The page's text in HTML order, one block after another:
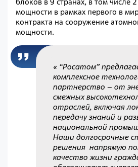
мощности в рамках первого в
контракта на сооружение
мощности.
« “Росатом”
комплексное
партнерство – от
смежных
отраслей, включая
передачу знаний и
национальной
Наши долгосрочные
решения напрямую
качество жизни